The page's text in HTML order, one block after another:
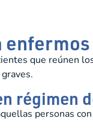
que reúnen
régimen
personas